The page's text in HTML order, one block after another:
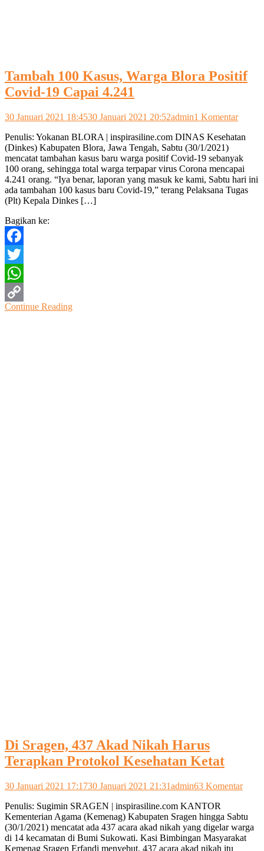
Tambah 100 Kasus, Warga Blora Positif
Covid-19 Capai 4.241
30 Januari 2021 18:4530 Januari 2021 20:52admin1 Komentarpada
100
Warga
Blora
Positif
Covid-
Penulis: Yokanan BLORA | inspirasiline.com DINAS Kesehatan
(Dinkes) Kabupaten Blora, Jawa Tengah, Sabtu (30/1/2021)
mencatat tambahan kasus baru warga positif Covid-19 sebanyak
100 orang, sehingga total warga terpapar virus Corona mencapai
4.241 orang. “Iya benar, laporan yang masuk ke kami, Sabtu hari ini
ada tambahan 100 kasus baru Covid-19,” terang Pelaksana Tugas
(Plt) Kepala Dinkes […]
Bagikan ke:
Facebook
Twitter
WhatsApp
Copy
Continue Reading
Di Sragen, 437 Akad Nikah Harus
Terapkan Protokol Kesehatan Ketat
30 Januari 2021 17:1730 Januari 2021 21:31admin63 Komentarpada
437
Akad
Penulis: Sugimin SRAGEN | inspirasiline.com KANTOR
Kementerian Agama (Kemenag) Kabupaten Sragen hingga Sabtu
(30/1/2021) mencatat ada 437 acara akad nikah yang digelar warga
di 14 kecamatan di Bumi Sukowati. Kasi Bimbingan Masyarakat
Kemenag Sragen Erfandi menyebut, 437 acara akad nikah itu